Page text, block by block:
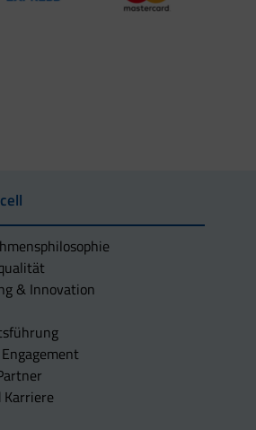
& Innovation
Karriere